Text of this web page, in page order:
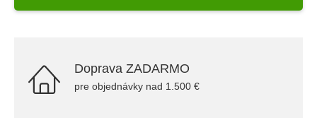
Doprava ZADARMO
pre objednávky nad 1.500 €